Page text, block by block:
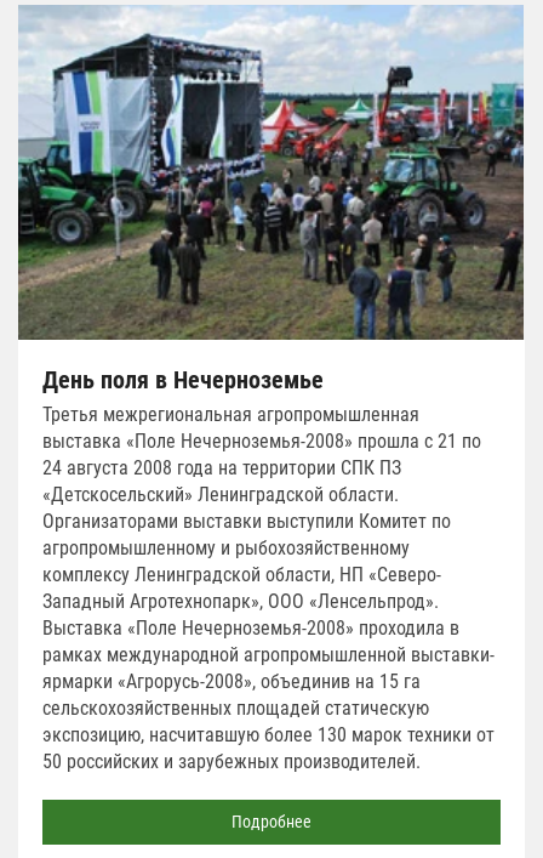
День поля в Нечерноземье
Третья межрегиональная агропромышленная
выставка «Поле Нечерноземья-2008» прошла с 21 по
24 августа 2008 года на территории СПК ПЗ
«Детскосельский» Ленинградской области.
Организаторами выставки выступили Комитет по
агропромышленному и рыбохозяйственному
комплексу Ленинградской области, НП «Северо-
Западный Агротехнопарк», ООО «Ленсельпрод».
Выставка «Поле Нечерноземья-2008» проходила в
рамках международной агропромышленной выставки-
ярмарки «Агрорусь-2008», объединив на 15 га
сельскохозяйственных площадей статическую
экспозицию, насчитавшую более 130 марок техники от
50 российских и зарубежных производителей.
Подробнее